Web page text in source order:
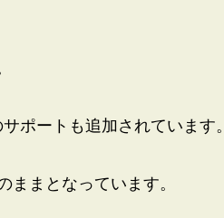
ポートも追加されています。
まとなっています。